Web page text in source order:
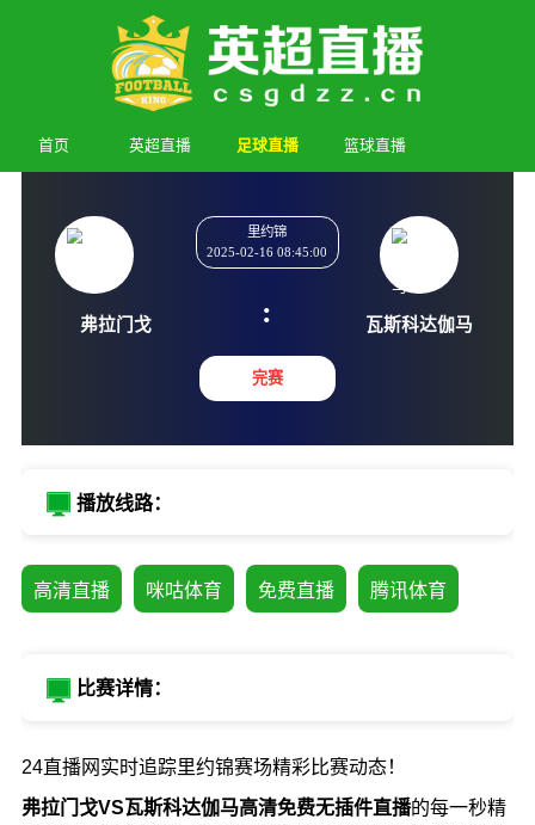
首页 英超直播 足球直播 篮球直播
2025-02-16 08:45:00
播放线路：
高清直播 咪咕体育 免费直播 腾讯体育
比赛详情：
24直播网实时追踪里约锦赛场精彩比赛动态！
弗拉门戈VS瓦斯科达伽马高清免费无插件直播的每一秒精